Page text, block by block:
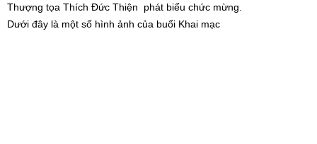
Thượng tọa Thích Đức Thiện phát biểu chức mừng.
Dưới đây là một số hình ảnh của buổi Khai mạc